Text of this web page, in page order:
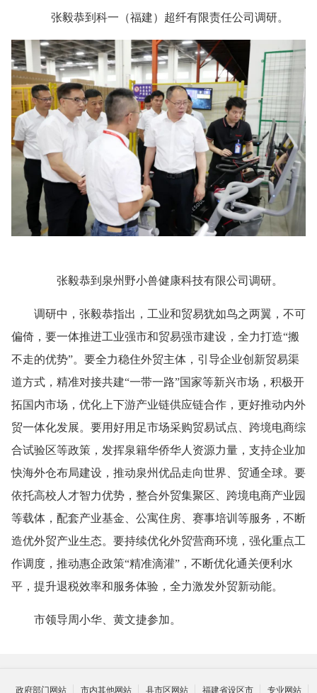
张毅恭到科一（福建）超纤有限责任公司调研。
张毅恭到泉州野小兽健康科技有限公司调研。
调研中，张毅恭指出，工业和贸易犹如鸟之两翼，不可
偏倚，要一体推进工业强市和贸易强市建设，全力打造“搬
不走的优势”。要全力稳住外贸主体，引导企业创新贸易渠
道方式，精准对接共建“一带一路”国家等新兴市场，积极开
拓国内市场，优化上下游产业链供应链合作，更好推动内外
贸一体化发展。要用好用足市场采购贸易试点、跨境电商综
合试验区等政策，发挥泉籍华侨华人资源力量，支持企业加
快海外仓布局建设，推动泉州优品走向世界、贸通全球。要
依托高校人才智力优势，整合外贸集聚区、跨境电商产业园
等载体，配套产业基金、公寓住房、赛事培训等服务，不断
造优外贸产业生态。要持续优化外贸营商环境，强化重点工
作调度，推动惠企政策“精准滴灌”，不断优化通关便利水
平，提升退税效率和服务体验，全力激发外贸新动能。
市领导周小华、黄文捷参加。
政府部门网站 市内其他网站 县市区网站 福建省设区市 专业网站